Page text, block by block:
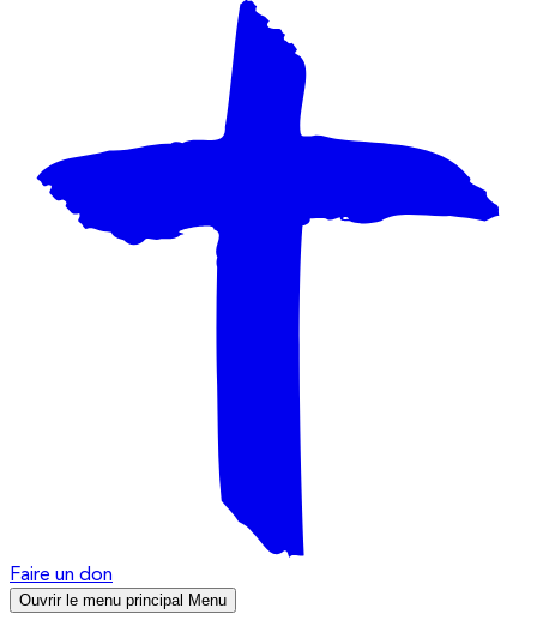
Faire un don
Ouvrir le menu principal Menu